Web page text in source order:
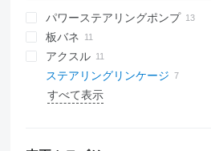
パワーステアリングポンプ
板バネ
アクスル
ステアリングリンケージ
すべて表示